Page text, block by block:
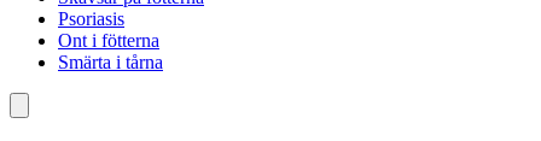
Psoriasis
Ont i fötterna
Smärta i tårna